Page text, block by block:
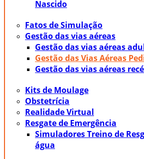
Nascido
Fatos de Simulação
Gestão das vias aéreas
Gestão das vias aéreas
Gestão das Vias Aéreas
Gestão das vias aéreas
Kits de Moulage
Obstetrícia
Realidade Virtual
Resgate de Emergência
Simuladores Treino de
água